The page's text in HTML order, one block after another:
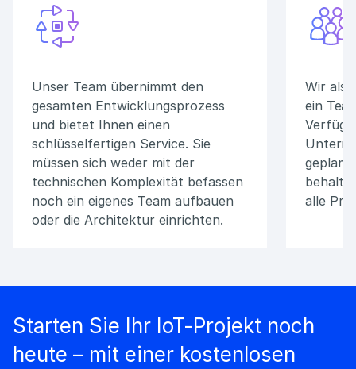
Unser Team übernimmt den
gesamten Entwicklungsprozess
und bietet Ihnen einen
schlüsselfertigen Service. Sie
müssen sich weder mit der
technischen Komplexität befassen
noch ein eigenes Team aufbauen
oder die Architektur einrichten.
Wir als
ein
alle
Starten Sie Ihr IoT-Projekt noch
heute – mit einer kostenlosen